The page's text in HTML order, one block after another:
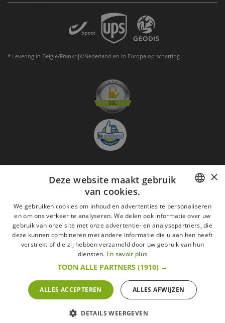
* Levering in Belgie/Frankrijk/Nederland en in Europa op schatting
Aanmelden nieuwsbrief
GO
Ik ga akkoord metde Wettelijke vermeldingen
Alle merken
Algemene verkoopsvoorwaarden
Wettelijke vermeldingen
withdrawal rights
Veelgestelde vragen
Alle rechten voorbehouden ©2015 Les Secrets du Chef/Alle prijzen op deze website
zijn met alle belastingen inbegrepen.
De Belgische wetgeving van 6 april 2010 geeft de consument het recht om binnen 14
werkdagen op een aankoop terug te komen.
FRENCH
ENGLISH
×
Deze website maakt gebruik
van cookies.
We gebruiken cookies om inhoud en advertenties te personaliseren
en om ons verkeer te analyseren. We delen ook informatie over uw
gebruik van onze site met onze advertentie- en analysepartners, die
deze kunnen combineren met andere informatie die u aan hen heeft
verstrekt of die zij hebben verzameld door uw gebruik van hun
diensten. En savoir plus
TOON ALLE PARTNERS (1910) →
ALLES ACCEPTEREN ALLES AFWIJZEN
DETAILS WEERGEVEN